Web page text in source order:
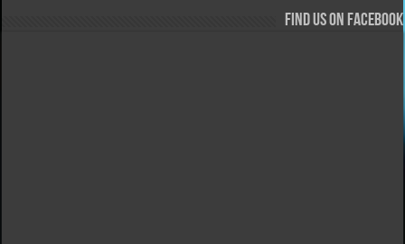
Find us on Facebook